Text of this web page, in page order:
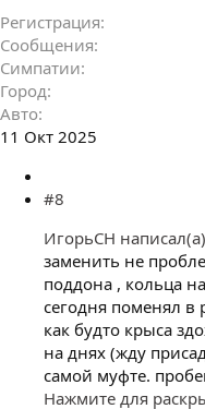
Регистрация
Сообщения
Симпатии
Город
Авто
11 Окт 2025
#8
ИгорьСН
заменить не
поддона , кольца
сегодня поменял в
как будто крыса
на днях (жду
самой муфте.
Нажмите для